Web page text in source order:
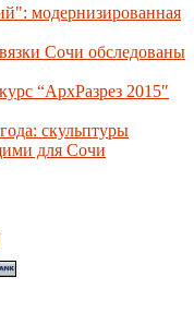
модернизированная
Сочи обследованы
“АрхРазрез 2015″
скульптуры
для Сочи